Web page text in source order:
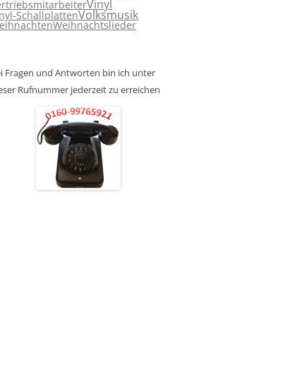
Vinyl
SchallplattenVolksmusik
Weihnachtslieder
Fragen und Antworten bin ich unter
Rufnummer jederzeit zu erreichen